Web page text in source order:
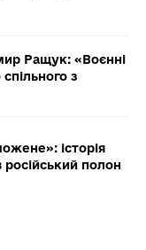
Ращук: «Воєнні
з
історія
полон